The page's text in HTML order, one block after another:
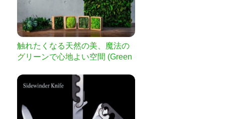
触れたくなる天然の美、魔法の
グリーンで心地よい空間 (Green